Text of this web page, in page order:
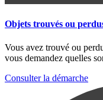
Objets trouvés ou
Vous avez trouvé ou
vous demandez quelles
Consulter la démarche